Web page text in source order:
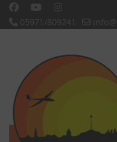
05971/809241